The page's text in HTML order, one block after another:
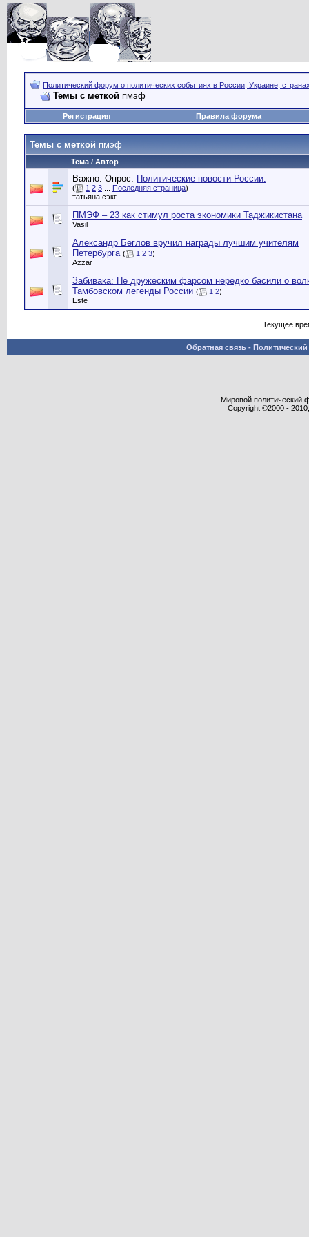
Политический форум о политических событиях в России, Украине,
Темы с меткой пмэф
Регистрация Правила форума
Темы с меткой пмэф
Тема / Автор
Важно: Опрос: Политические новости России.
( 1 2 3 Последняя страница)
татьяна сэкг
ПМЭФ – 23 как стимул роста экономики Таджикистана
Vasil
Александр Беглов вручил награды лучшим учителям
Петербурга ( 1 2 3)
Azzar
Забивака: Не дружеским фарсом нередко басили о
Тамбовском легенды России ( 1 2)
Este
Текущее
Обратная связь -
Мировой политический
Copyright ©2000 -